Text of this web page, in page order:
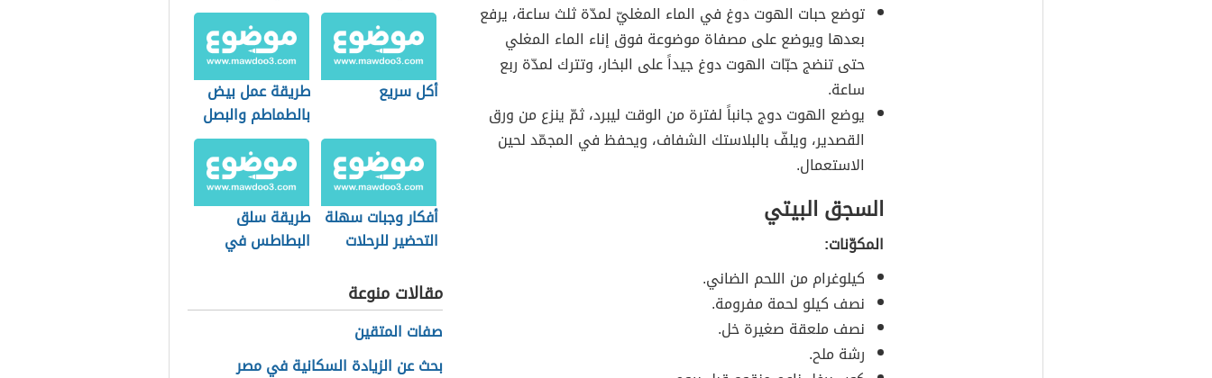
توضع حبات الهوت دوغ في الماء المغليّ لمدّة ثلث ساعة، يرفع
بعدها ويوضع على مصفاة موضوعة فوق إناء الماء المغلي
حتى تنضج حبّات الهوت دوغ جيداً على البخار، وتترك لمدّة ربع
ساعة.
يوضع الهوت دوج جانباً لفترة من الوقت ليبرد، ثمّ ينزع من ورق
القصدير، ويلفّ بالبلاستك الشفاف، ويحفظ في المجمّد لحين
الاستعمال.
السجق البيتي
المكوّنات:
كيلوغرام من اللحم الضاني.
نصف كيلو لحمة مفرومة.
نصف ملعقة صغيرة خل.
رشة ملح.
أكل سريع
طريقة عمل بيض
بالطماطم والبصل
أفكار وجبات سهلة
التحضير للرحلات
طريقة سلق
البطاطس في
مقالات منوعة
صفات المتقين
بحث عن الزيادة السكانية في مصر